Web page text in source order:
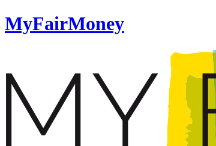
MyFairMoney